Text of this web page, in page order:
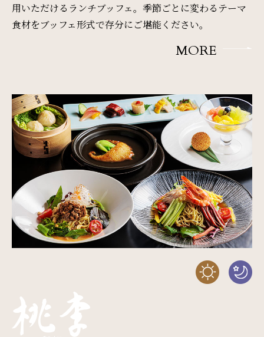
用いただけるランチブッフェ。 季節ごとに変わるテーマ
食材をブッフェ形式で存分にご堪能ください。
MORE